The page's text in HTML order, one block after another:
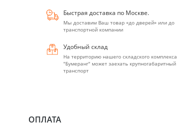
Быстрая доставка по Москве.
Мы доставим Ваш товар «до дверей» или до
транспортной компании
Удобный склад
На территорию нашего складского комплекса
"Бумеранг" может заехать крупногабаритный
транспорт
ОПЛАТА